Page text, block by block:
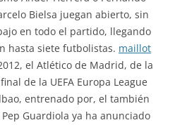
Bielsa juegan abierto, sin
en todo el partido, llegando
hasta siete futbolistas. maillot
el Atlético de Madrid, de la
de la UEFA Europa League
entrenado por, el también
Guardiola ya ha anunciado